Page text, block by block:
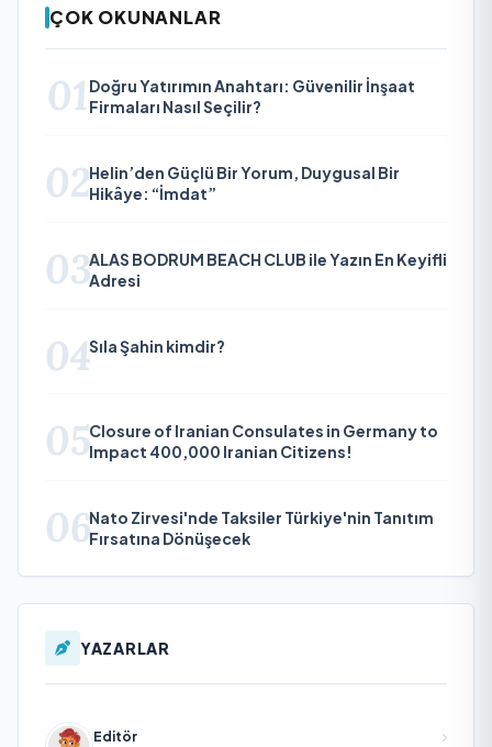
ÇOK OKUNANLAR
01 Doğru Yatırımın Anahtarı: Güvenilir İnşaat
Firmaları Nasıl Seçilir?
02Helin’den Güçlü Bir Yorum, Duygusal Bir
Hikâye: “İmdat”
03ALAS BODRUM BEACH CLUB ile Yazın En Keyifli
Adresi
04Sıla Şahin kimdir?
05Closure of Iranian Consulates in Germany to
Impact 400,000 Iranian Citizens!
06Nato Zirvesi'nde Taksiler Türkiye'nin Tanıtım
Fırsatına Dönüşecek
YAZARLAR
Editör